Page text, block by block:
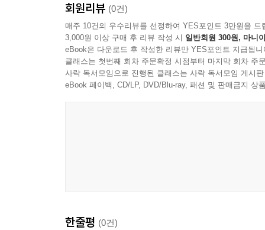
회원리뷰 (0건)
매주 10건의 우수리뷰를 선정하여 YES포인트 3만원을 드
3,000원 이상 구매 후 리뷰 작성 시 일반회원 300원, 마니
eBook은 다운로드 후 작성한 리뷰만 YES포인트 지급됩니
클래스는 첫번째 회차 주문확정 시점부터 마지막 회차 주
사락 독서모임으로 진행된 클래스는 사락 독서모임 게시
eBook 페이백, CD/LP, DVD/Blu-ray, 패션 및 판매금지 상
한줄평 (0건)